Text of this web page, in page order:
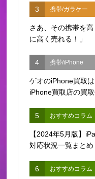
3 携帯/ガラケー
さあ、その携帯を
に高く売れる！」
4 携帯/iPhone
ゲオのiPhone買取
iPhone買取店の買取
5 おすすめコラム
【2024年5月版】
対応状況一覧まとめ
6 おすすめコラム